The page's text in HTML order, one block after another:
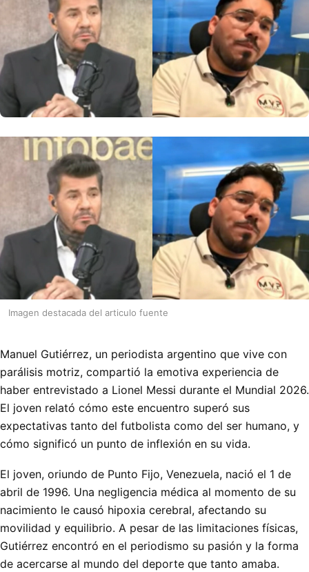
Imagen destacada del articulo fuente
Manuel Gutiérrez, un periodista argentino que vive con
parálisis motriz, compartió la emotiva experiencia de
haber entrevistado a Lionel Messi durante el Mundial 2026.
El joven relató cómo este encuentro superó sus
expectativas tanto del futbolista como del ser humano, y
cómo significó un punto de inflexión en su vida.
El joven, oriundo de Punto Fijo, Venezuela, nació el 1 de
abril de 1996. Una negligencia médica al momento de su
nacimiento le causó hipoxia cerebral, afectando su
movilidad y equilibrio. A pesar de las limitaciones físicas,
Gutiérrez encontró en el periodismo su pasión y la forma
de acercarse al mundo del deporte que tanto amaba.